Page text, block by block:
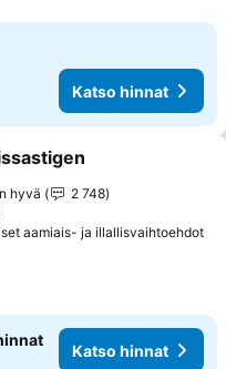
Katso hinnat
suosikkeihin
hyvä
2 748
aamiais- ja illallisvaihtoehdot
Katso hinnat